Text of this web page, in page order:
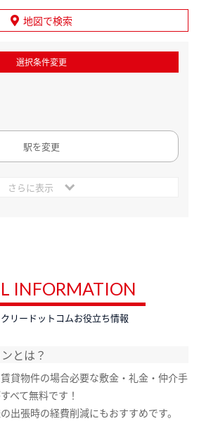
地図で検索
選択条件変更
駅を変更
さらに表示
INFORMATION
リードットコムお役立ち情報
とは？
貸物件の場合必要な敷金・礼金・仲介手
べて無料です！
出張時の経費削減にもおすすめです。